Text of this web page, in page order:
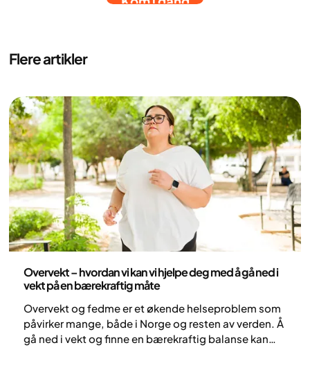
Flere artikler
Overvekt – hvordan vi kan vi hjelpe deg med å gå ned i
vekt på en bærekraftig måte
Overvekt og fedme er et økende helseproblem som
påvirker mange, både i Norge og resten av verden. Å
gå ned i vekt og finne en bærekraftig balanse kan